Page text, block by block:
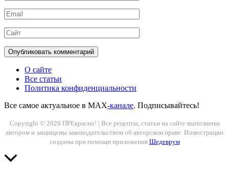
Email
Сайт
О сайте
Все статьи
Политика конфиденциальности
Все самое актуальное в MAX-канале. Подписывайтесь!
Copyright © 2026 ПРЕкрасно! | Все рецепты, статьи на сайте выполнены
автором и защищены законодательством об авторском праве. Иллюстрации
созданы при помощи приложения Шедеврум